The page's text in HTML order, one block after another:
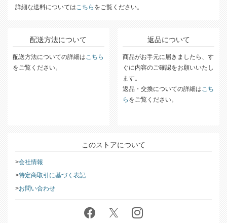
詳細な送料については こちら をご覧ください。
配送方法について
配送方法についての詳細は こちら
をご覧ください。
返品について
商品がお手元に届きましたら、す
ぐに内容のご確認をお願いいたし
ます。
返品・交換についての詳細は こち
ら をご覧ください。
このストアについて
会社情報
特定商取引に基づく表記
お問い合わせ